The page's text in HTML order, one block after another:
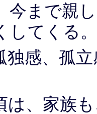
今まで親
してくる。
独感、孤
は、家族